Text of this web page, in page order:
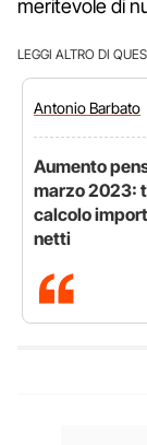
meritevole di
LEGGI ALTRO DI
AntonioBarbato
Aumento
marzo 2023:
calcolo
netti